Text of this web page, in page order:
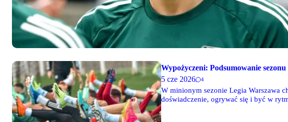
Wypożyczeni: Podsumowanie sezonu
5 cze 2026
4
W minionym sezonie Legia Warszawa
doświadczenie, ogrywać się i być w